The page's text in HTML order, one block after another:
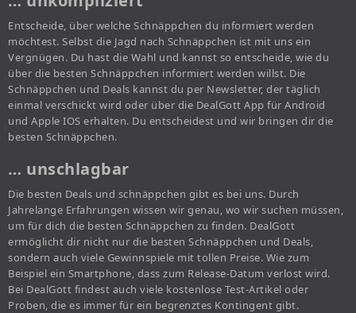
Entscheide, über welche Schnäppchen du informiert werden
möchtest. Selbst die Jagd nach Schnäppchen ist mit uns ein
Vergnügen. Du hast die Wahl und kannst so entscheide, wie du
über die besten Schnäppchen informiert werden willst. Die
Schnäppchen und Deals kannst du per Newsletter, der täglich
einmal verschickt wird oder über die DealGott App für Android
und Apple IOS erhalten. Du entscheidest und wir bringen dir die
besten Schnäppchen.
… unschlagbar
Die besten Deals und schnäppchen gibt es bei uns. Durch
Jahrelange Erfahrungen wissen wir genau, wo wir suchen müssen,
um für dich die besten Schnäppchen zu finden. DealGott
ermöglicht dir nicht nur die besten Schnäppchen und Deals,
sondern auch viele Gewinnspiele mit tollen Preise. Wie zum
Beispiel ein Smartphone, dass zum Release-Datum verlost wird.
Bei DealGott findest auch viele kostenlose Test-Artikel oder
Proben, die es immer für ein begrenztes Kontingent gibt.